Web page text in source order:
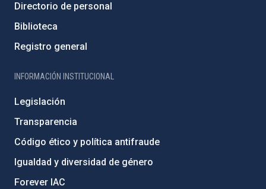
Directorio de personal
Biblioteca
Registro general
INFORMACIÓN INSTITUCIONAL
Legislación
Transparencia
Código ético y política antifraude
Igualdad y diversidad de género
Forever IAC